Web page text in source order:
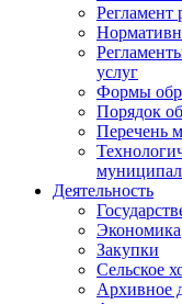
Регламент
услуг
Формы
Порядок
Перечень
Деятельность
Экономика
Закупки
Сельское
Архивное